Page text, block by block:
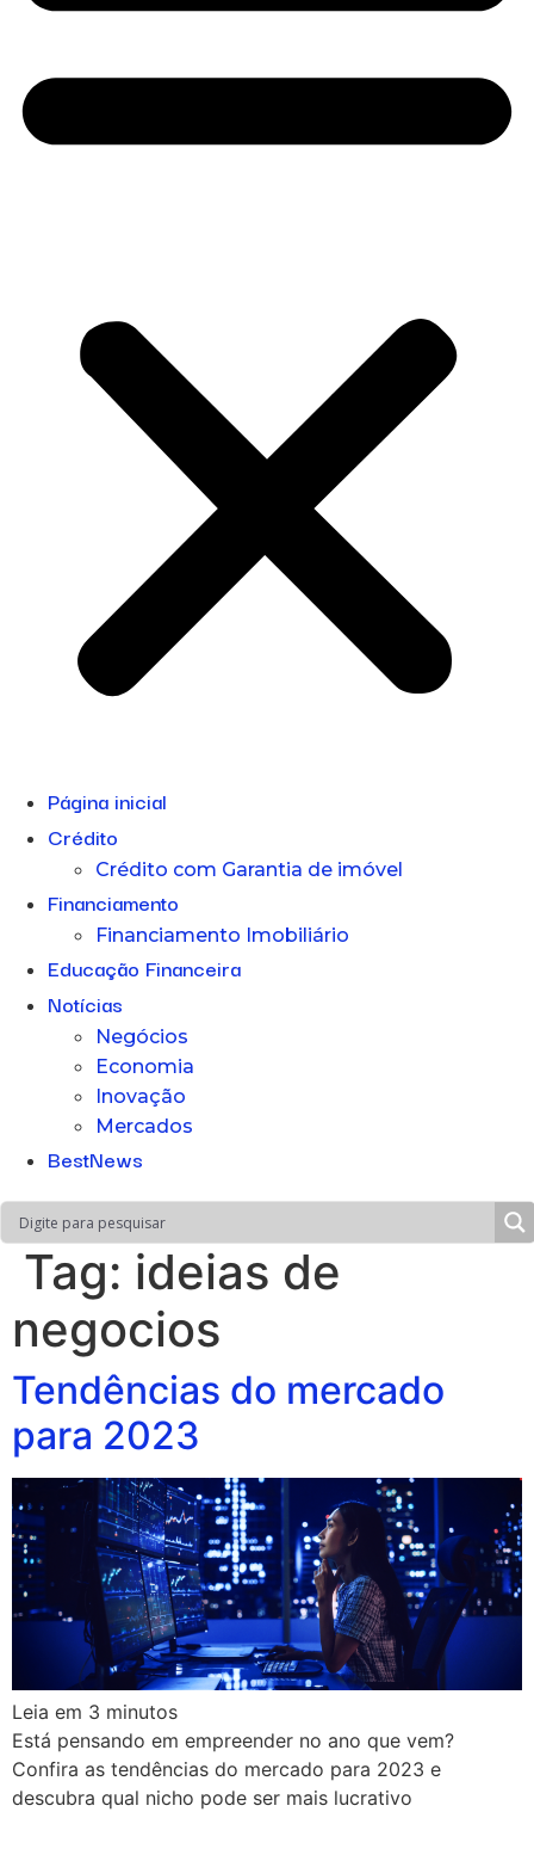
Página inicial
Crédito
Crédito com Garantia de imóvel
Financiamento
Financiamento Imobiliário
Educação Financeira
Notícias
Negócios
Economia
Inovação
Mercados
BestNews
Tag: ideias de
negocios
Tendências do mercado
para 2023
Leia em 3 minutos
Está pensando em empreender no ano que vem?
Confira as tendências do mercado para 2023 e
descubra qual nicho pode ser mais lucrativo